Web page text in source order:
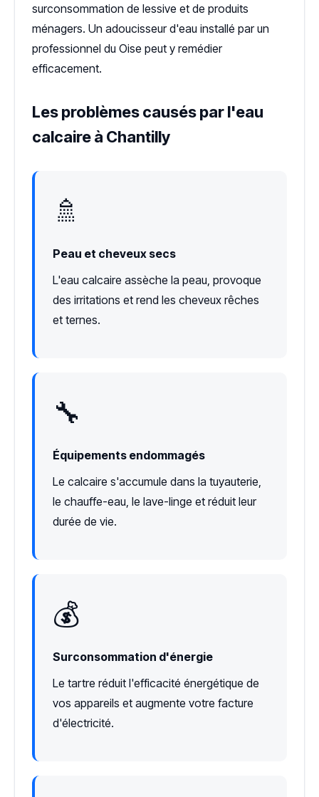
surconsommation de lessive et de produits
ménagers. Un adoucisseur d'eau installé par un
professionnel du Oise peut y remédier
efficacement.
Les problèmes causés par l'eau
calcaire à Chantilly
🚿
Peau et cheveux secs
L'eau calcaire assèche la peau, provoque
des irritations et rend les cheveux rêches
et ternes.
🔧
Équipements endommagés
Le calcaire s'accumule dans la tuyauterie,
le chauffe-eau, le lave-linge et réduit leur
durée de vie.
💰
Surconsommation d'énergie
Le tartre réduit l'efficacité énergétique de
vos appareils et augmente votre facture
d'électricité.